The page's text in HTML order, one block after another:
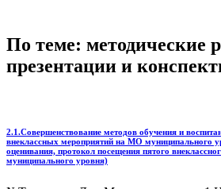
По теме: методические
презентации и
2.1.Совершенствование методов обучения и
внеклассных мероприятий на МО муниципального
оценивания, протокол посещения пятого
муниципального уровня)